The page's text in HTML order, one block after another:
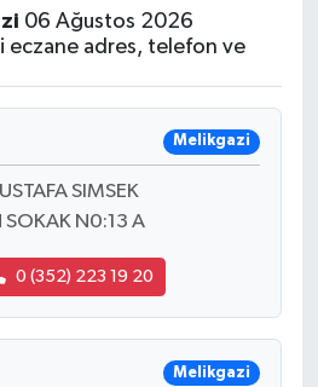
06 Ağustos 2026
eczane adres, telefon ve
Melikgazi
SIMSEK
SOKAK N0:13 A
0 (352) 223 19 20
Melikgazi